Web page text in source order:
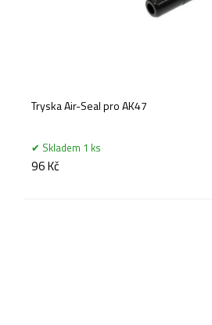
Tryska Air-Seal pro AK47
Skladem 1 ks
96 Kč